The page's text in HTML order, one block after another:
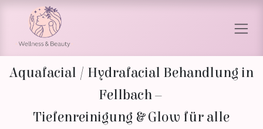
Zum Inhalt springen
Aquafacial / Hydrafacial Behandlung in
Fellbach –
Tiefenreinigung & Glow für alle